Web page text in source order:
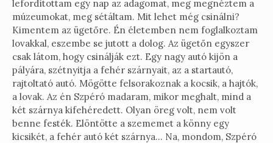
lefordítottam egy nap az adagomat, meg megnéztem a
múzeumokat, meg sétáltam. Mit lehet még csinálni?
Kimentem az ügetőre. Én életemben nem foglalkoztam
lovakkal, eszembe se jutott a dolog. Az ügetőn egyszer
csak látom, hogy csinálják ezt. Egy nagy autó kijön a
pályára, szétnyitja a fehér szárnyait, az a startautó,
rajtoltató autó. Mögötte felsorakoznak a kocsik, a hajtók,
a lovak. Az én Szpéró madaram, mikor meghalt, mind a
két szárnya kifehéredett. Olyan öreg volt, nem volt
benne festék. Elöntötte a szememet a könny egy
kicsikét, a fehér autó két szárnya… Na, mondom, Szpéró